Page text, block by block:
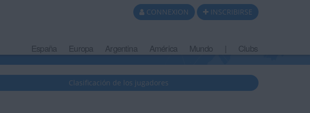
CONNEXION INSCRIBIRSE
España Europa Argentina América Mundo Clubs
Clasificación de los jugadores